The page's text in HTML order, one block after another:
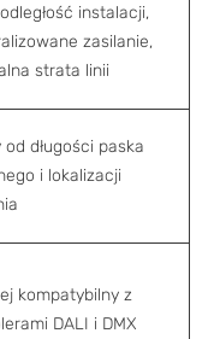
odległość instalacji,
zasilanie,
strata linii
od długości paska
i lokalizacji
kompatybilny z
DALI i DMX